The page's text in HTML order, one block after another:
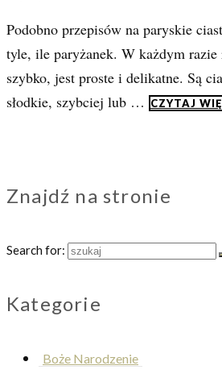
Podobno przepisów na paryskie
tyle, ile paryżanek. W każdym
szybko, jest proste i delikatne. Są
słodkie, szybciej lub …
CZYTAJ
Znajdź na stronie
Search for:
Kategorie
Boże Narodzenie